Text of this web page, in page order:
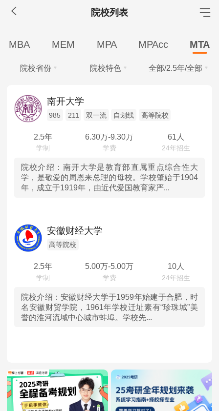
院校列表
报名流程
考试真题
报考经验 招生简章
MEM工程管理
院校库 考试报名 招生政策 学制学费
考试真题
报考经验 招生简章
院校库 考试报名 招生政策 学制学费
报名流程
院校库 考试报名
MTA旅游管理
院校库 考试报名 招生政策 学制学费
报名流程
考试真题
报考经验 招生简章
MBA MEM MPA MPAcc MTA
院校省份
北京
河北
吉林
上海
江苏
安徽
福建
院校特色
985
双一流
自划线
全部/2.5年/全部
全部
全部 3年
学习方式
全部 全日制 非全日制
南开大学
985 211 双一流 自划线 高等院校
2.5年 6.30万-9.30万 61人
院校介绍： 南开大学是教育部直属重点综合性大
学，是敬爱的周恩来总理的母校。学校肇始于1904
年，成立于1919年，由近代爱国教育家严...
安徽财经大学
高等院校
2.5年 5.00万-5.00万 10人
院校介绍： 安徽财经大学于1959年始建于合肥，时
名安徽财贸学院，1961年学校迁址素有“珍珠城”美
誉的淮河流域中心城市蚌埠。学校先...